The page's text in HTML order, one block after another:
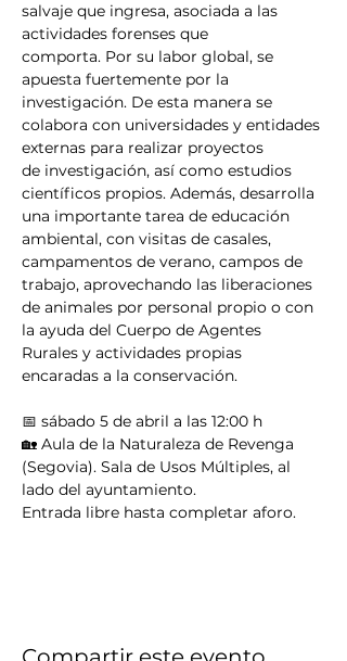
salvaje que ingresa, asociada a las
actividades forenses que
comporta. Por su labor global, se
apuesta fuertemente por la
investigación. De esta manera se
colabora con universidades y entidades
externas para realizar proyectos
de investigación, así como estudios
científicos propios. Además, desarrolla
una importante tarea de educación
ambiental, con visitas de casales,
campamentos de verano, campos de
trabajo, aprovechando las liberaciones
de animales por personal propio o con
la ayuda del Cuerpo de Agentes
Rurales y actividades propias
encaradas a la conservación.
📅 sábado 5 de abril a las 12:00 h
🏡 Aula de la Naturaleza de Revenga
(Segovia). Sala de Usos Múltiples, al
lado del ayuntamiento.
Entrada libre hasta completar aforo.